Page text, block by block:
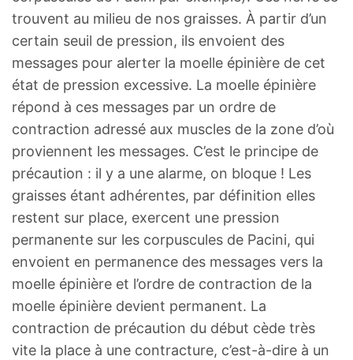
trouvent au milieu de nos graisses. À partir d’un
certain seuil de pression, ils envoient des
messages pour alerter la moelle épinière de cet
état de pression excessive. La moelle épinière
répond à ces messages par un ordre de
contraction adressé aux muscles de la zone d’où
proviennent les messages. C’est le principe de
précaution : il y a une alarme, on bloque ! Les
graisses étant adhérentes, par définition elles
restent sur place, exercent une pression
permanente sur les corpuscules de Pacini, qui
envoient en permanence des messages vers la
moelle épinière et l’ordre de contraction de la
moelle épinière devient permanent. La
contraction de précaution du début cède très
vite la place à une contracture, c’est-à-dire à un